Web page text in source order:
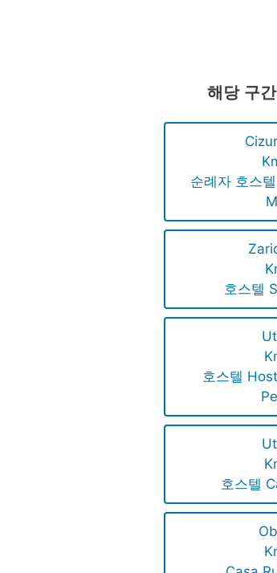
해당 구
순례자 호스
호스텔
호스텔
호스텔